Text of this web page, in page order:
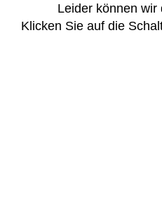
Leider können wir
Klicken Sie auf die